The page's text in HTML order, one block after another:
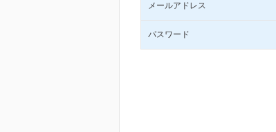
メールアドレス
パスワード